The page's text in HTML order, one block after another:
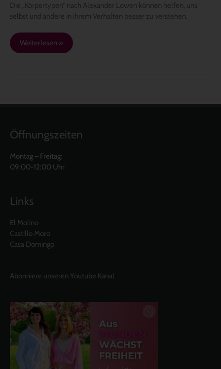
Die „Körpertypen“ nach Alexander Lowen können helfen, uns
selbst und andere in ihrem Verhalten besser zu verstehen.
Weiterlesen »
Öffnungszeiten
Montag – Freitag:
09:00-12:00 Uhr
Links
El Molino
Castillo Moro
Casa Domingo
Abonniere unseren Youtube Kanal